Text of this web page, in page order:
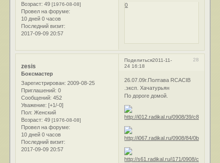
Возраст: 49[1976-08-08]
Провел на форуме:
10 дней 0 часов
Последний визит:
2017-09-09 20:57
0
Поделиться 28
2011-11-
24 16:18
zesis
Боксмастер
Зарегистрирован: 2009-08-25
Приглашений: 0
Сообщений: 452
Уважение: [+1/-0]
Пол: Женский
Возраст: 49[1976-08-08]
Провел на форуме:
10 дней 0 часов
Последний визит:
2017-09-09 20:57
26.07.09г.Полтава RCACIB
.эксп. Хачатурьян
По дороге домой.